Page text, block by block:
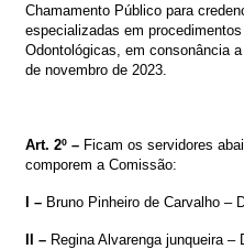
Chamamento Público para
especializadas em
Odontológicas, em consonância
de novembro de 2023.
Art. 2º – Ficam os servidores
comporem a Comissão:
I – Bruno Pinheiro de Carvalho –
II – Regina Alvarenga junqueira –